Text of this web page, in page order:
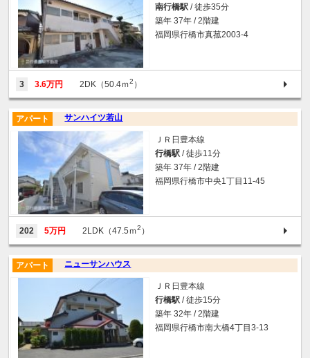
南行橋駅 / 徒歩35分
築年 37年 / 2階建
福岡県行橋市真菰2003-4
3 3.6万円 2DK（50.4ｍ2 ）
サンハイツ若山
アパート
ＪＲ日豊本線
行橋駅 / 徒歩11分
築年 37年 / 2階建
福岡県行橋市中央1丁目11-45
202 5万円 2LDK（47.5ｍ2 ）
ニューサンハウス
アパート
ＪＲ日豊本線
行橋駅 / 徒歩15分
築年 32年 / 2階建
福岡県行橋市南大橋4丁目3-13